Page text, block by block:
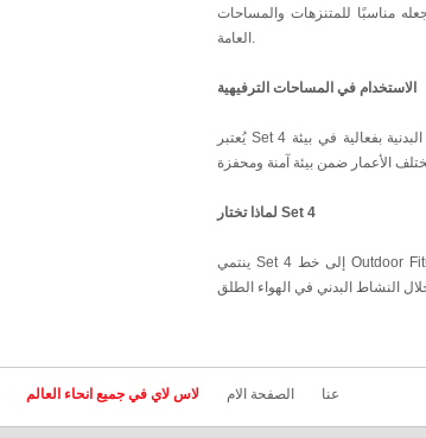
مناسبًا للمتنزهات والمساحات
العامة.
الاستخدام في المساحات الترفيهية
يُعتبر Set 4 إضافة قيمة لأي مساحة ترفيهية أو رياضية خارجية، حيث يشجع المستخدمين على ممارسة التمارين البدنية بفعالية في بيئة
لماذا تختار Set 4
ينتمي Set 4 إلى خط Outdoor Fitness، الذي يشتهر بتقديم معدات عالية الجودة تجمع بين الابتكار والمتانة. اختيارك لهذا المنتج يعني
عنا الصفحة الام لاس لاي في جميع انحاء العالم